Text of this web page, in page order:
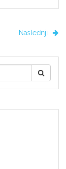
Naslednji